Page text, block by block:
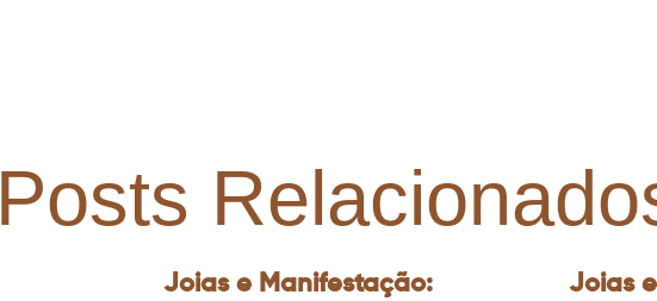
Posts
Joias e Manifestação:
Joias